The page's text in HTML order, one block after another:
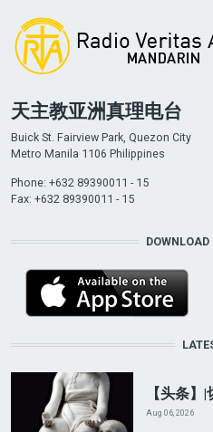
天主教亚洲真理电台
Buick St. Fairview Park, Quezon City
Metro Manila 1106 Philippines
Phone: +632 89390011 - 15
Fax: +632 89390011 - 15
【头条】
Aug 06, 2026